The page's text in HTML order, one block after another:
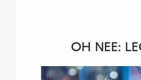
OH NEE: